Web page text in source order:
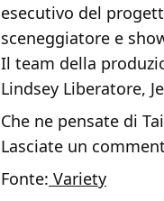
esecutivo del
sceneggiatore e
Il team della
Lindsey Liberatore,
Che ne pensate di
Lasciate un
Fonte: Variety